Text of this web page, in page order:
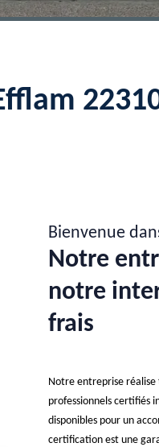
Bienvenue
Notre
notre
frais
Notre entreprise réalise
professionnels certifiés
disponibles pour un
certification est une